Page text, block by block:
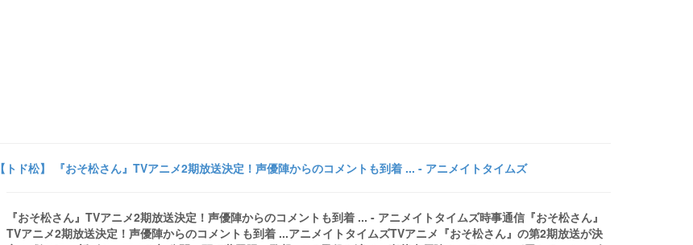
【トド松】 『おそ松さん』TVアニメ2期放送決定！声優陣からのコメントも到着 ... - アニメイトタイムズ
『おそ松さん』TVアニメ2期放送決定！声優陣からのコメントも到着 ... - アニメイトタイムズ時事通信『おそ松さん』
TVアニメ2期放送決定！声優陣からのコメントも到着 ...アニメイトタイムズTVアニメ『おそ松さん』の第2期放送が決